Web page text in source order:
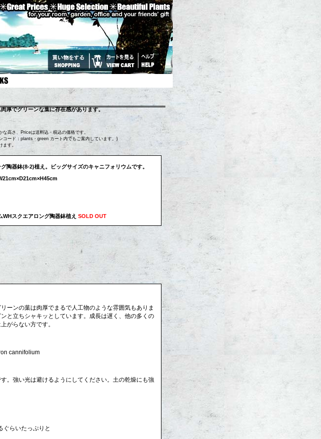
厚でグリーンな葉に存在感があります。
高さ、Priceは送料込・税込の価格です。
コード：plants・green カート内でもご案内しています。)
ます。
陶器鉢(8-2)植え。ビッグサイズのキャニフォリウムです。
WHスクエアロング陶器鉢植え SOLD OUT
ーンの葉は肉厚でまるで人工物のような雰囲気もありま
と立ちシャキッとしています。成長は遅く、他の多くの
がらない方です。
cannifolium
。強い光は避けるようにしてください。土の乾燥にも強
ぐらいたっぷりと